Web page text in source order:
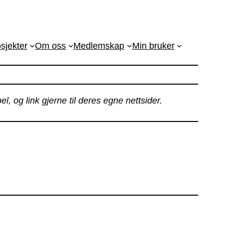
Om oss Medlemskap Min bruker
og link gjerne til deres egne nettsider.